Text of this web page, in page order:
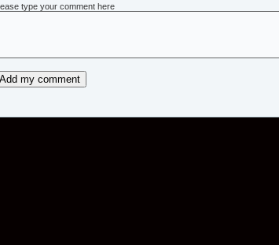
type your comment here